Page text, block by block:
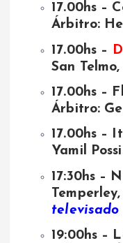
17.00hs –
Árbitro:
17.00hs –
San
17.00hs –
Árbitro:
17.00hs –
Yamil
17:30hs –
televisado
19:00hs –